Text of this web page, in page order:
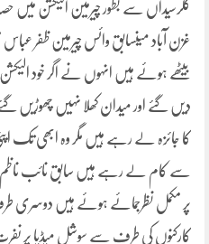
کلرسیداں سے بطور چیرمین الیکشن میں
غزن آباد میںسابق وائس چیرمین ظفر
بیٹھے ہوئے ہیں انہوں نے اگر خود الیکشن
دیں گئے اور میدان کھلا نہیں چھوڑیں
کا جائزہ لے رہے ہیں مگر وہ ابھی تک
سے کام لے رہے ہیں سابق نائب ناظم
پر مکمل نظرجمائے ہوئے ہیں دوسری
کارکنوں کی طرف سے سوشل میڈیا پر